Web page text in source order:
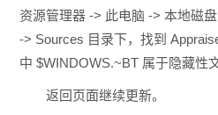
资源管理器 -> 此电脑 -> 本地磁
-> Sources 目录下，找到
中 $WINDOWS.~BT 属于隐藏性文
返回页面继续更新。